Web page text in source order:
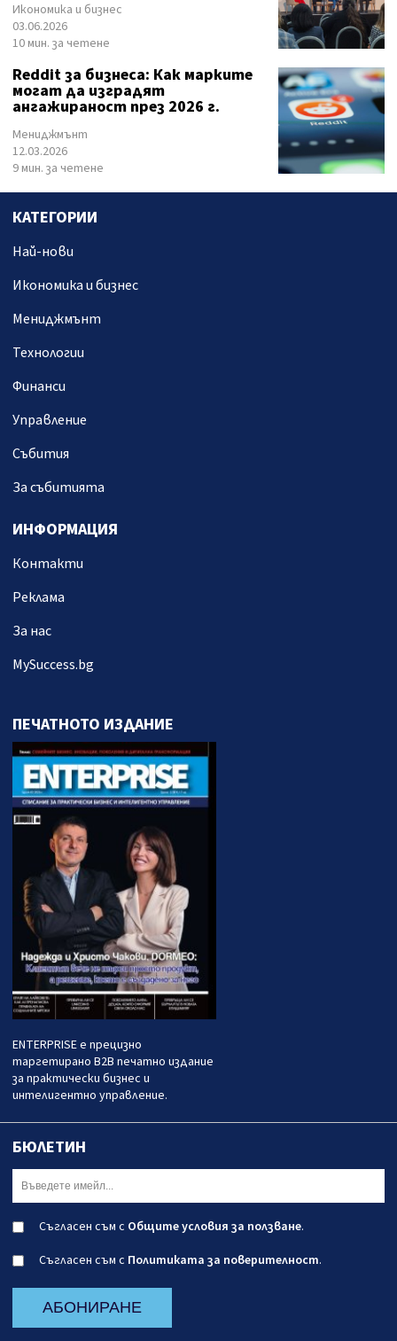
Икономика и бизнес
03.06.2026
10 мин. за четене
Reddit за бизнеса: Как марките
могат да изградят
ангажираност през 2026 г.
Мениджмънт
12.03.2026
9 мин. за четене
КАТЕГОРИИ
Най-нови
Икономика и бизнес
Мениджмънт
Технологии
Финанси
Управление
Събития
За събитията
ИНФОРМАЦИЯ
Контакти
Реклама
За нас
MySuccess.bg
ПЕЧАТНОТО ИЗДАНИЕ
ENTERPRISE е прецизно
таргетирано B2B печатно издание
за практически бизнес и
интелигентно управление.
БЮЛЕТИН
Съгласен съм с Общите условия за ползване.
Съгласен съм с Политиката за поверителност.
АБОНИРАНЕ